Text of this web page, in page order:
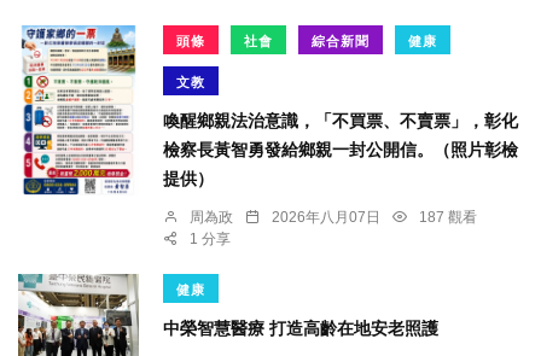
頭條 社會 綜合新聞 健康
文教
喚醒鄉親法治意識，「不買票、不賣票」，彰化
檢察長黃智勇發給鄉親一封公開信。（照片彰檢
提供）
周為政 2026年八月07日
187 觀看
1 分享
健康
中榮智慧醫療 打造高齡在地安老照護